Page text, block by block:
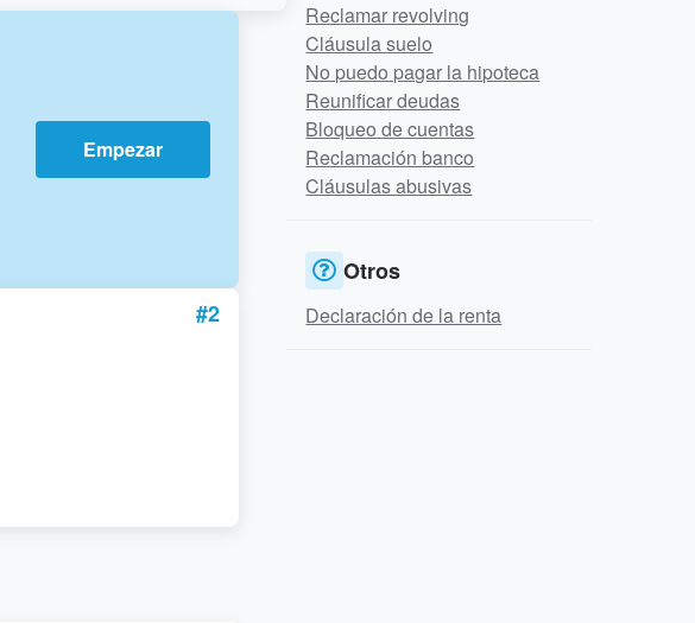
Empezar
#2
Reclamar revolving
Cláusula suelo
No puedo pagar la hipoteca
Reunificar deudas
Bloqueo de cuentas
Reclamación banco
Cláusulas abusivas
Otros
Declaración de la renta